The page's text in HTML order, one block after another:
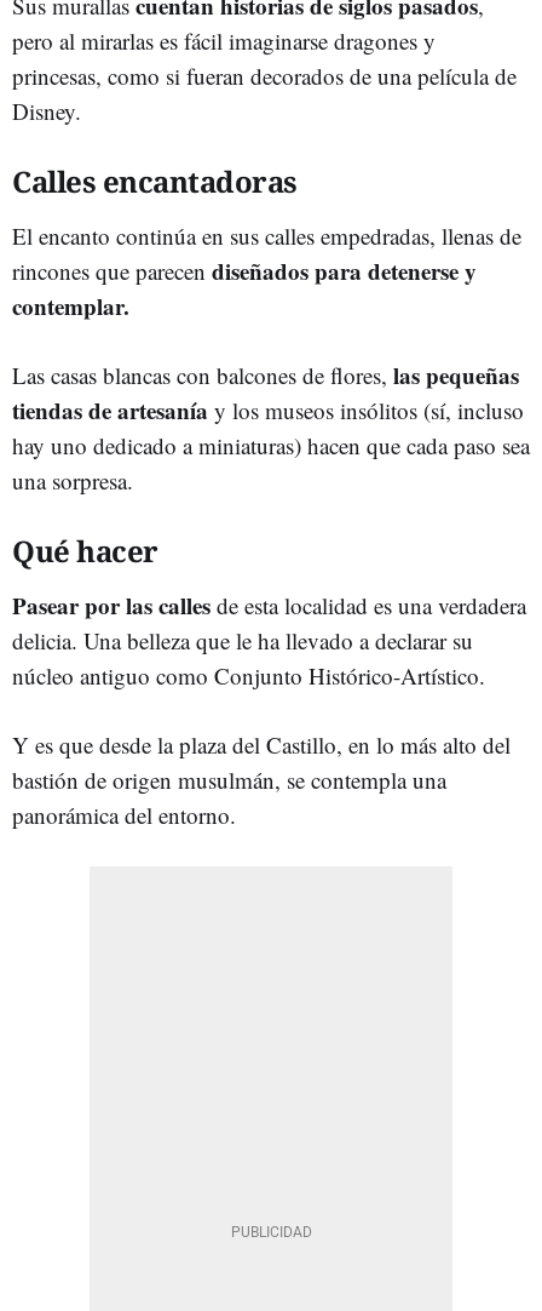
pero al mirarlas es fácil imaginarse dragones y
princesas, como si fueran decorados de una película de
Disney.
Calles encantadoras
El encanto continúa en sus calles empedradas, llenas de
rincones que parecen diseñados para detenerse y
contemplar.
Las casas blancas con balcones de flores, las pequeñas
tiendas de artesanía y los museos insólitos (sí, incluso
hay uno dedicado a miniaturas) hacen que cada paso sea
una sorpresa.
Qué hacer
Pasear por las calles de esta localidad es una verdadera
delicia. Una belleza que le ha llevado a declarar su
núcleo antiguo como Conjunto Histórico-Artístico.
Y es que desde la plaza del Castillo, en lo más alto del
bastión de origen musulmán, se contempla una
panorámica del entorno.